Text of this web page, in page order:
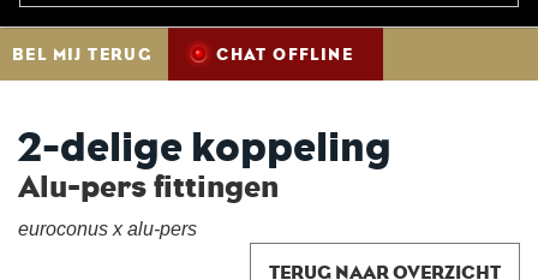
BEL MIJ TERUG CHAT OFFLINE
2-delige koppeling
Alu-pers fittingen
euroconus x alu-pers
TERUG NAAR OVERZICHT